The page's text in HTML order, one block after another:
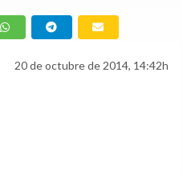
20 de octubre de 2014, 14:42h